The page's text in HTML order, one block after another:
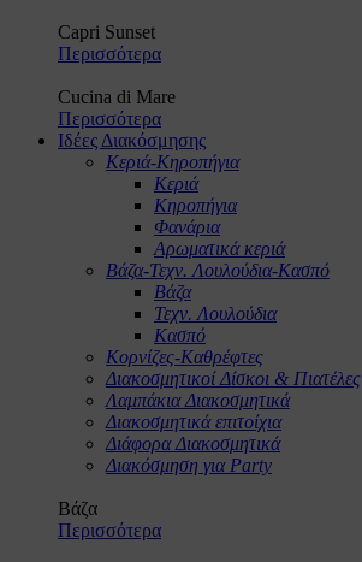
Capri Sunset
Περισσότερα
Cucina di Mare
Περισσότερα
Ιδέες Διακόσμησης
Κεριά-Κηροπήγια
Κεριά
Κηροπήγια
Φανάρια
Αρωματικά κεριά
Βάζα-Τεχν. Λουλούδια-Κασπό
Βάζα
Τεχν. Λουλούδια
Κασπό
Κορνίζες-Καθρέφτες
Διακοσμητικοί Δίσκοι & Πιατέλες
Λαμπάκια Διακοσμητικά
Διακοσμητικά επιτοίχια
Διάφορα Διακοσμητικά
Διακόσμηση για Party
Βάζα
Περισσότερα